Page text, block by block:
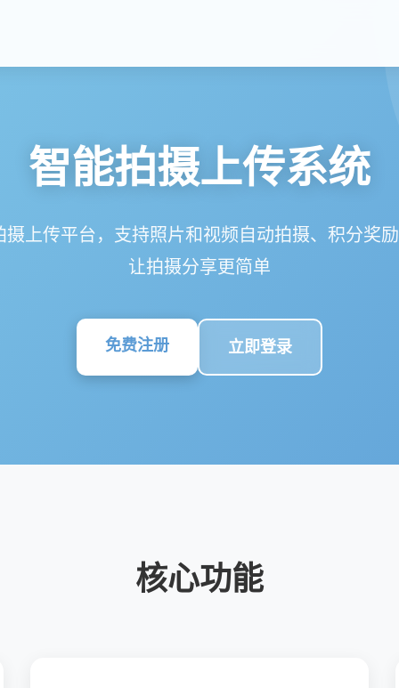
智能拍摄上传系统
上传平台，支持照片和视频自动拍摄、积分奖
让拍摄分享更简单
免费注册 立即登录
核心功能